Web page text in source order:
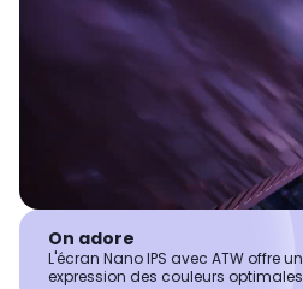
On adore
L'écran Nano IPS avec ATW offre
expression des couleurs optimales